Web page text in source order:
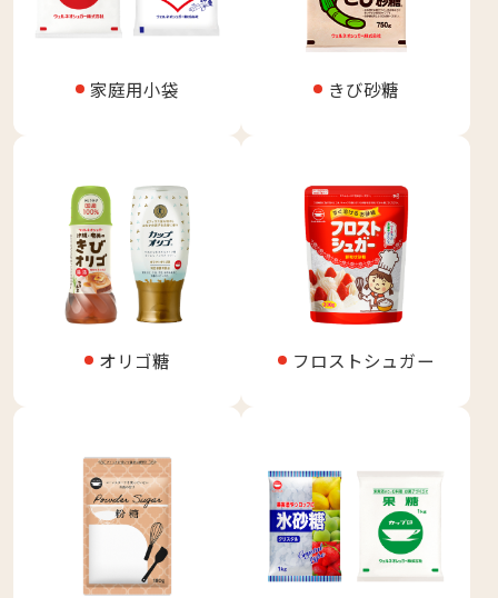
家庭用小袋 きび砂糖
オリゴ糖 フロストシュガー